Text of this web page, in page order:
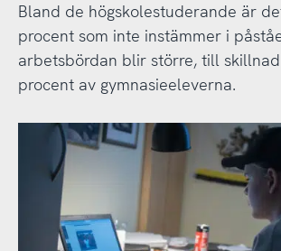
Bland de högskolestuderande är
procent som inte instämmer i
arbetsbördan blir större, till
procent av gymnasieeleverna.